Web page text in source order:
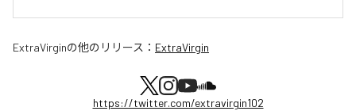
ExtraVirginの他のリリース： ExtraVirgin
https://twitter.com/extravirgin102